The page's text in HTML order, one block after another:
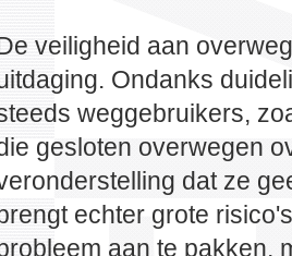
veiligheid aan
Ondanks
weggebruikers,
gesloten overwegen
dat ze
echter grote
aan te pakken,